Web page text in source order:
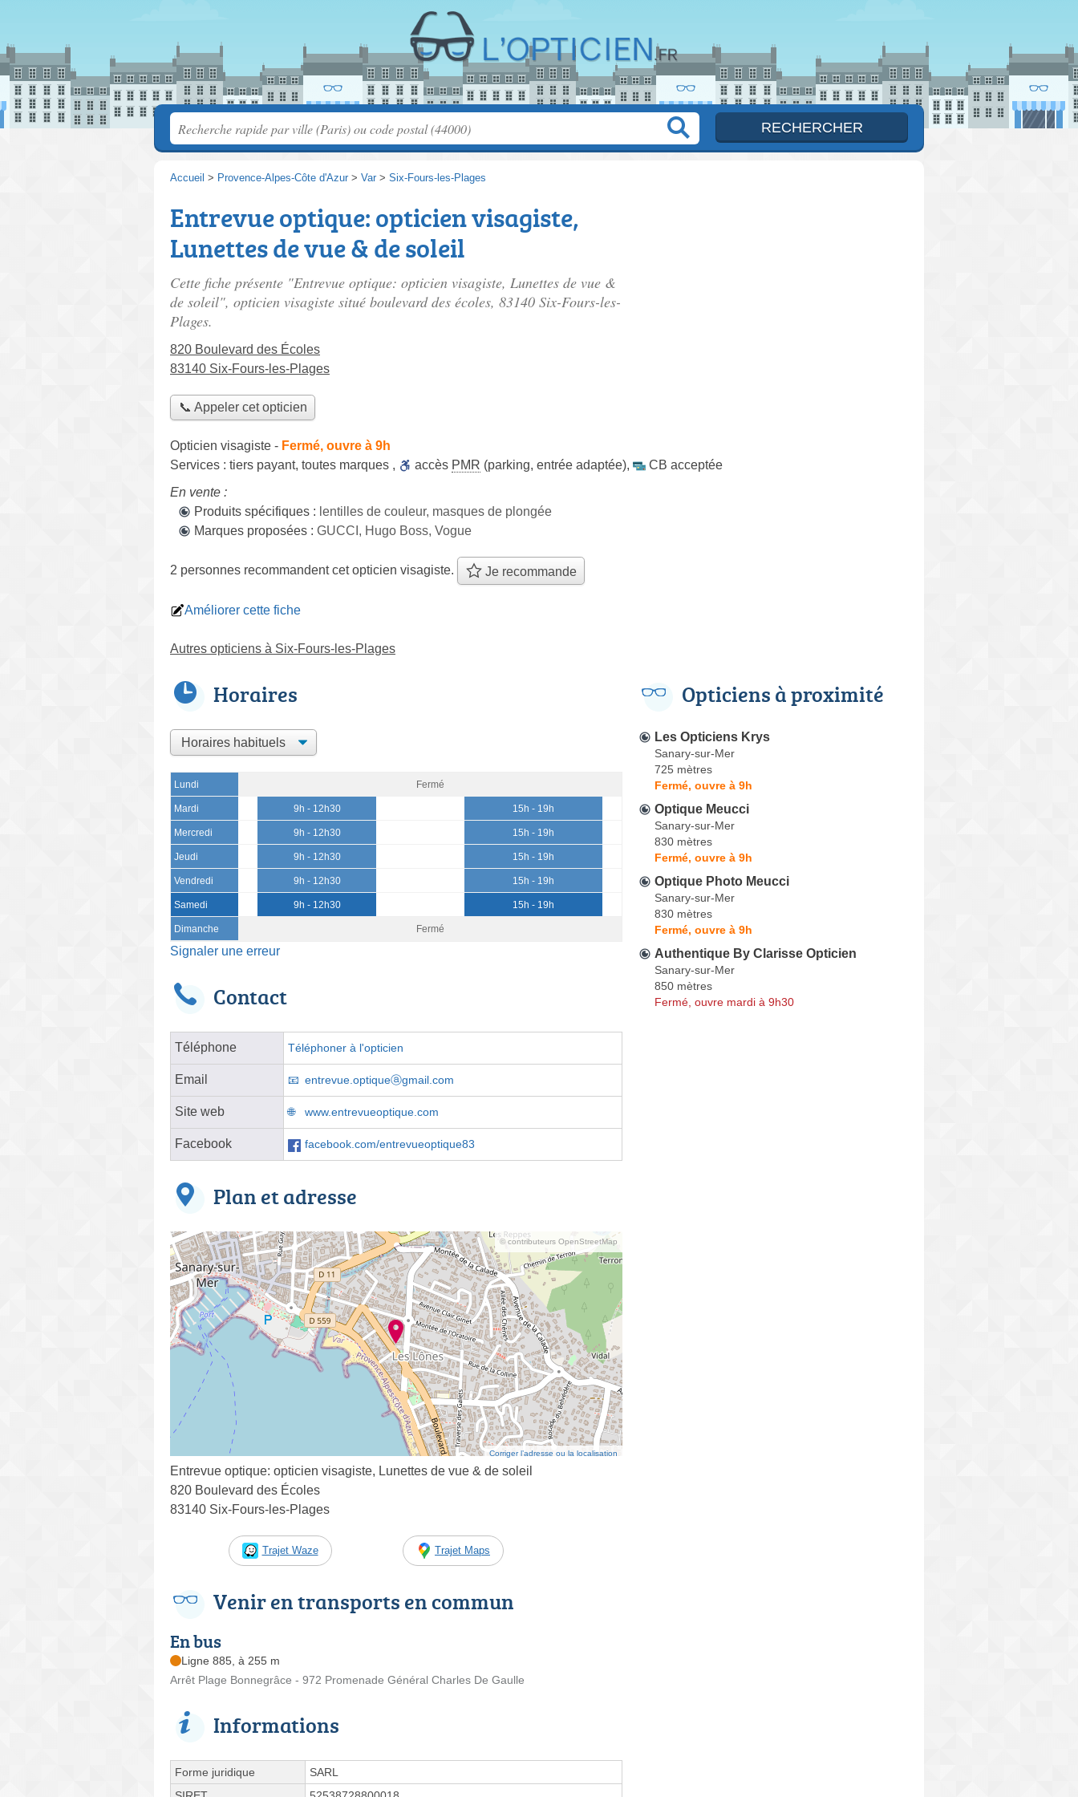
Accueil > Provence-Alpes-Côte d'Azur > Var > Six-Fours-les-Plages
Entrevue optique: opticien visagiste,
Lunettes de vue & de soleil
Cette fiche présente "Entrevue optique: opticien visagiste, Lunettes de vue &
de soleil", opticien visagiste situé boulevard des écoles, 83140 Six-Fours-les-
Plages.
820 Boulevard des Écoles
83140 Six-Fours-les-Plages
📞 Appeler cet opticien
Opticien visagiste - Fermé, ouvre à 9h
Services : tiers payant, toutes marques , accès PMR (parking, entrée adaptée),
CB acceptée
En vente :
Produits spécifiques : lentilles de couleur, masques de plongée
Marques proposées : GUCCI, Hugo Boss, Vogue
2 personnes recommandentcet opticien visagiste. Je recommande
Améliorer cette fiche
Autres opticiens à Six-Fours-les-Plages
Horaires
Lundi Fermé
Mardi 9h - 12h30 15h - 19h
Mercredi 9h - 12h30 15h - 19h
Jeudi 9h - 12h30 15h - 19h
Vendredi 9h - 12h30 15h - 19h
Samedi 9h - 12h30 15h - 19h
Dimanche Fermé
Signaler une erreur
Contact
Téléphone Téléphoner à l'opticien
Email entrevue.optiqueⓐgmail.com
Site web www.entrevueoptique.com
Facebook facebook.com/entrevueoptique83
Plan et adresse
© contributeurs OpenStreetMap
Corriger l’adresse ou la localisation
Entrevue optique: opticien visagiste, Lunettes de vue & de soleil
820 Boulevard des Écoles
83140 Six-Fours-les-Plages
Trajet Waze Trajet Maps
Venir en transports en commun
En bus
Ligne 885, à 255 m
Arrêt Plage Bonnegrâce - 972 Promenade Général Charles De Gaulle
Informations
Forme juridique
SARL
Opticiens à proximité
Les Opticiens Krys
Sanary-sur-Mer
725 mètres
Fermé, ouvre à 9h
Optique Meucci
Sanary-sur-Mer
830 mètres
Fermé, ouvre à 9h
Optique Photo Meucci
Sanary-sur-Mer
830 mètres
Fermé, ouvre à 9h
Authentique By Clarisse Opticien
Sanary-sur-Mer
850 mètres
Fermé, ouvre mardi à 9h30